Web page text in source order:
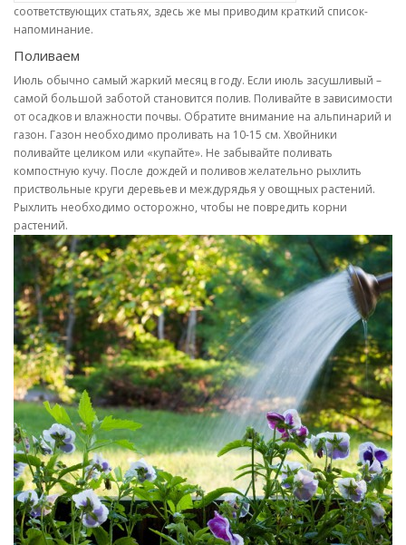
соответствующих статьях, здесь же мы приводим краткий список-
напоминание.
Поливаем
Июль обычно самый жаркий месяц в году. Если июль засушливый –
самой большой заботой становится полив. Поливайте в зависимости
от осадков и влажности почвы. Обратите внимание на альпинарий и
газон. Газон необходимо проливать на 10-15 см. Хвойники
поливайте целиком или «купайте». Не забывайте поливать
компостную кучу. После дождей и поливов желательно рыхлить
приствольные круги деревьев и междурядья у овощных растений.
Рыхлить необходимо осторожно, чтобы не повредить корни
растений.